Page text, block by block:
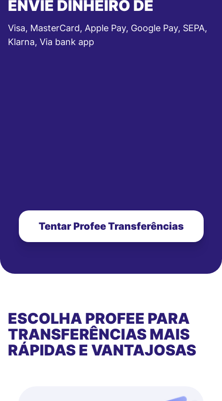
ENVIE DINHEIRO DE
Visa, MasterCard, Apple Pay, Google Pay, SEPA,
Klarna, Via bank app
Tentar Profee Transferências
ESCOLHA PROFEE PARA
TRANSFERÊNCIAS MAIS
RÁPIDAS E VANTAJOSAS